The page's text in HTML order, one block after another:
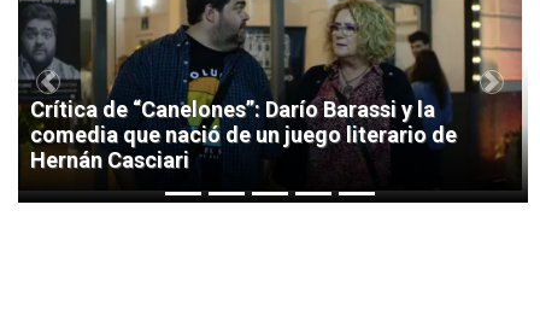
Crítica de “Canelones”: Darío Barassi y la
comedia que nació de un juego literario de
Hernán Casciari
Previous Next